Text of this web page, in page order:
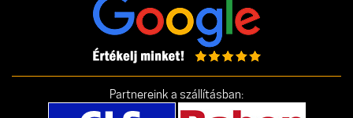
Partnereink a szállításban: